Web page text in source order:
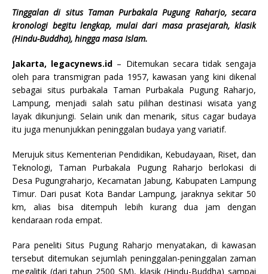
Tinggalan di situs Taman Purbakala Pugung Raharjo, secara
kronologi begitu lengkap, mulai dari masa prasejarah, klasik
(Hindu-Buddha), hingga masa Islam.
Jakarta, legacynews.id – Ditemukan secara tidak sengaja
oleh para transmigran pada 1957, kawasan yang kini dikenal
sebagai situs purbakala Taman Purbakala Pugung Raharjo,
Lampung, menjadi salah satu pilihan destinasi wisata yang
layak dikunjungi. Selain unik dan menarik, situs cagar budaya
itu juga menunjukkan peninggalan budaya yang variatif.
Merujuk situs Kementerian Pendidikan, Kebudayaan, Riset, dan
Teknologi, Taman Purbakala Pugung Raharjo berlokasi di
Desa Pugungraharjo, Kecamatan Jabung, Kabupaten Lampung
Timur. Dari pusat Kota Bandar Lampung, jaraknya sekitar 50
km, alias bisa ditempuh lebih kurang dua jam dengan
kendaraan roda empat.
Para peneliti Situs Pugung Raharjo menyatakan, di kawasan
tersebut ditemukan sejumlah peninggalan-peninggalan zaman
megalitik (dari tahun 2500 SM), klasik (Hindu-Buddha) sampai